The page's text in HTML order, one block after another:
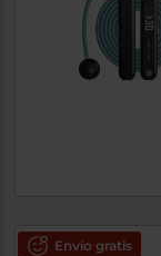
Envío gratis